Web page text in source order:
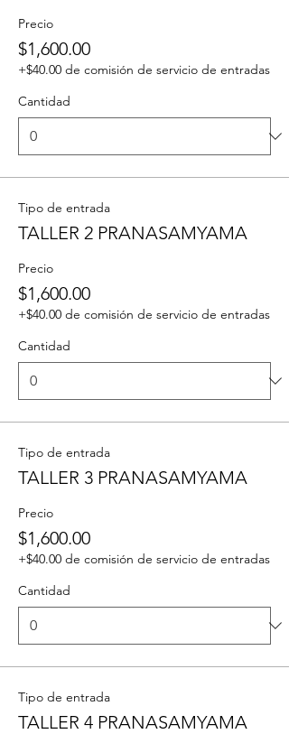
Precio
$1,600.00
+$40.00 de comisión de servicio de entradas
Cantidad
Tipo de entrada
TALLER 2 PRANASAMYAMA
Precio
$1,600.00
+$40.00 de comisión de servicio de entradas
Cantidad
Tipo de entrada
TALLER 3 PRANASAMYAMA
Precio
$1,600.00
+$40.00 de comisión de servicio de entradas
Cantidad
Tipo de entrada
TALLER 4 PRANASAMYAMA